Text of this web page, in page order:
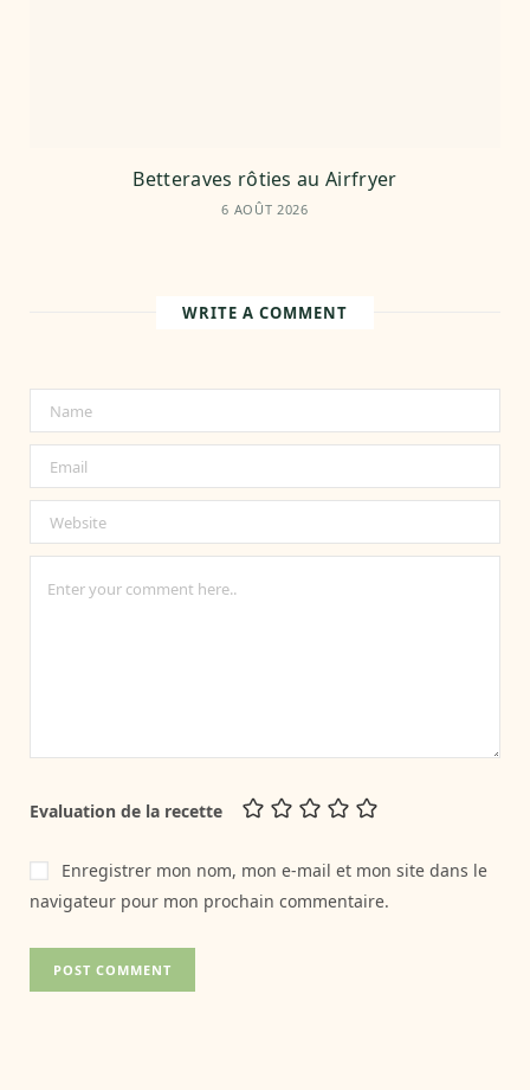
Betteraves rôties au Airfryer
6 AOÛT 2026
WRITE A COMMENT
Evaluation de la recette
Enregistrer mon nom, mon e-mail et mon site dans le
navigateur pour mon prochain commentaire.